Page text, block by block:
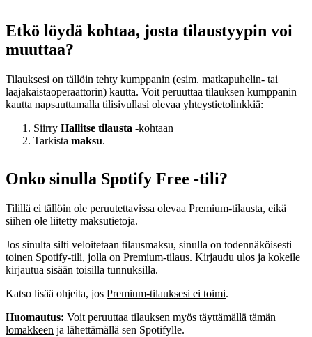
Etkö löydä kohtaa, josta tilaustyypin voi
muuttaa?
Tilauksesi on tällöin tehty kumppanin (esim. matkapuhelin- tai
laajakaistaoperaattorin) kautta. Voit peruuttaa tilauksen kumppanin
kautta napsauttamalla tilisivullasi olevaa yhteystietolinkkiä:
Siirry Hallitse tilausta ‑kohtaan
Tarkista maksu.
Onko sinulla Spotify Free ‑tili?
Tilillä ei tällöin ole peruutettavissa olevaa Premium‑tilausta, eikä
siihen ole liitetty maksutietoja.
Jos sinulta silti veloitetaan tilausmaksu, sinulla on todennäköisesti
toinen Spotify-tili, jolla on Premium-tilaus. Kirjaudu ulos ja kokeile
kirjautua sisään toisilla tunnuksilla.
Katso lisää ohjeita, jos Premium-tilauksesi ei toimi.
Huomautus: Voit peruuttaa tilauksen myös täyttämällä tämän
lomakkeen ja lähettämällä sen Spotifylle.